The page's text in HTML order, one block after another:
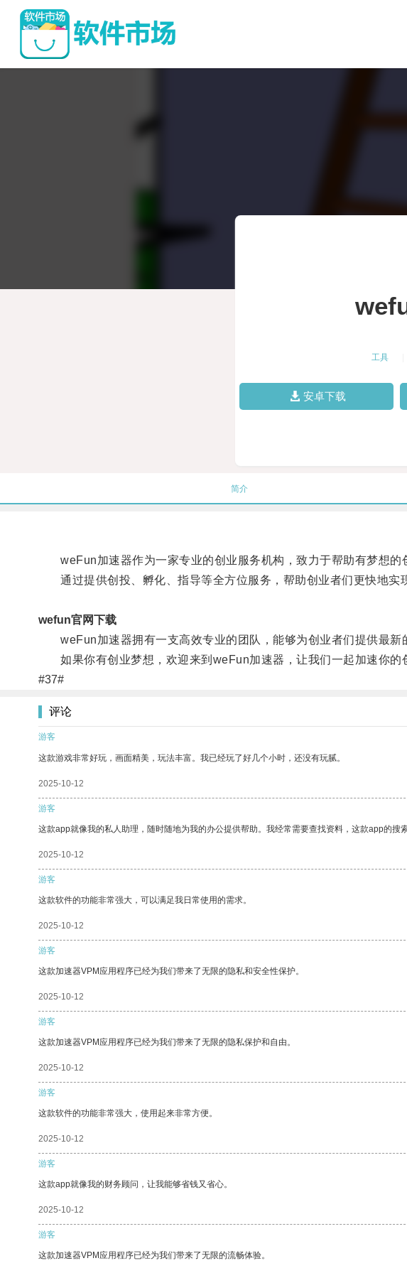
工具
安卓下载
简介
weFun加速器作为一家专业的创业服务机构，致力于帮助有梦想的
通过提供创投、孵化、指导等全方位服务，帮助创业者们更快地实
wefun官网下载
weFun加速器拥有一支高效专业的团队，能够为创业者们提供最新
如果你有创业梦想，欢迎来到weFun加速器，让我们一起加速你的
#37#
评论
游客
这款游戏非常好玩，画面精美，玩法丰富。我已经玩了好几个小时，还没有玩腻。
2025-10-12
游客
这款app就像我的私人助理，随时随地为我的办公提供帮助。我经常需要查找资料，这款app的搜
2025-10-12
游客
这款软件的功能非常强大，可以满足我日常使用的需求。
2025-10-12
游客
这款加速器VPM应用程序已经为我们带来了无限的隐私和安全性保护。
2025-10-12
游客
这款加速器VPM应用程序已经为我们带来了无限的隐私保护和自由。
2025-10-12
游客
这款软件的功能非常强大，使用起来非常方便。
2025-10-12
游客
这款app就像我的财务顾问，让我能够省钱又省心。
2025-10-12
游客
这款加速器VPM应用程序已经为我们带来了无限的流畅体验。